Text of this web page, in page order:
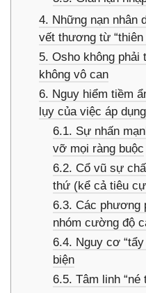
4. Những nạn nhân
vết thương từ
5. Osho không phải
không vô can
6. Nguy hiểm tiềm
lụy của việc áp
6.1. Sự nhấn
vỡ mọi ràng buộc
6.2. Cổ vũ sự
thứ (kể cả tiêu
6.3. Các phương
nhóm cường độ
6.4. Nguy cơ
biện
6.5. Tâm linh “né